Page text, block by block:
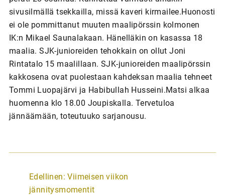
sivusilmällä tsekkailla, missä kaveri kirmailee.Huonosti
ei ole pommittanut muuten maalipörssin kolmonen
IK:n Mikael Saunalakaan. Hänelläkin on kasassa 18
maalia. SJK-junioreiden tehokkain on ollut Joni
Rintatalo 15 maalillaan. SJK-junioreiden maalipörssin
kakkosena ovat puolestaan kahdeksan maalia tehneet
Tommi Luopajärvi ja Habibullah Husseini.Matsi alkaa
huomenna klo 18.00 Joupiskalla. Tervetuloa
jännäämään, toteutuuko sarjanousu.
A
r
Edellinen: Viimeisen viikon
jännitysmomentit